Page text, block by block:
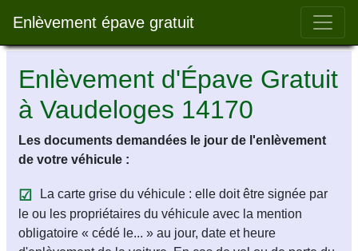
Enlèvement épave gratuit Bar
Enlèvement d'Épave Gratuit
à Vaudeloges 14170
Les documents demandées le jour de l'enlèvement
de votre véhicule :
La carte grise du véhicule : elle doit être signée par
le ou les propriétaires du véhicule avec la mention
obligatoire « cédé le... » au jour, date et heure